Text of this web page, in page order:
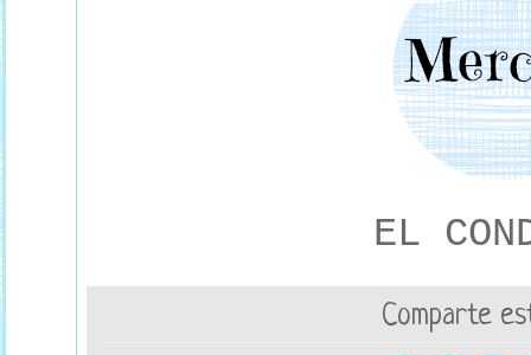
EL
Comparte